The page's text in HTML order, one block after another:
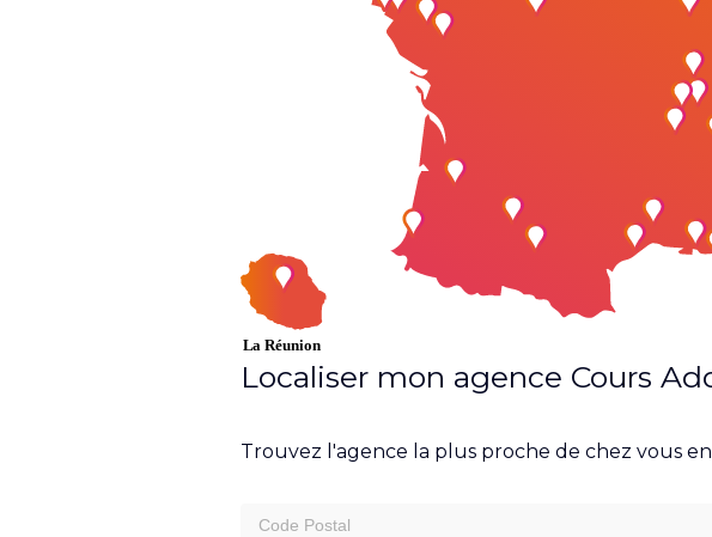
Localiser mon agence Cours
Trouvez l'agence la plus proche de chez vous
search